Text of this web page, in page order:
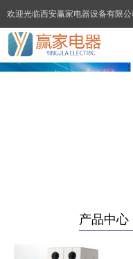
欢迎光临西安赢家电器设备有限公
产品中心